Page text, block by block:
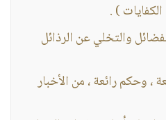
) .
والتخلي عن الرذائل
وحكم رائعة ، من الأخبار